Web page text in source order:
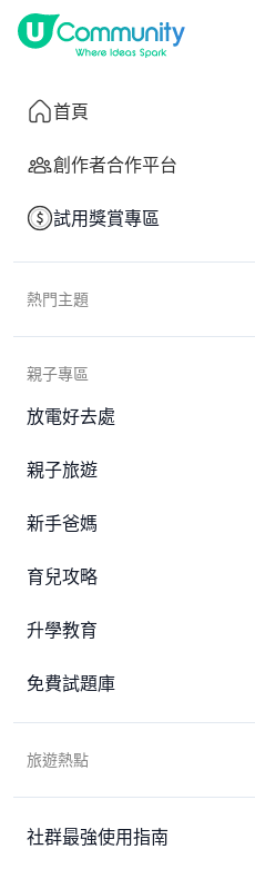
首頁
創作者合作平台
試用獎賞專區
熱門主題
親子專區
放電好去處
親子旅遊
新手爸媽
育兒攻略
升學教育
免費試題庫
旅遊熱點
社群最強使用指南